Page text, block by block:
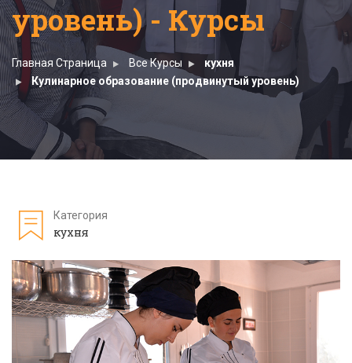
уровень) - Курсы
Главная Страница Все Курсы
кухня
Кулинарное образование (продвинутый уровень)
Категория
кухня